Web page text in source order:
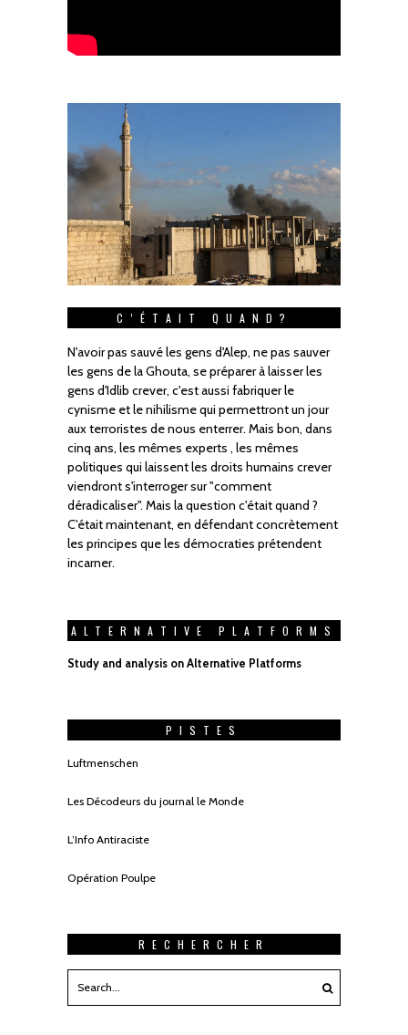
C’ÉTAIT QUAND?
N'avoir pas sauvé les gens d'Alep, ne pas sauver
les gens de la Ghouta, se préparer à laisser les
gens d'Idlib crever, c'est aussi fabriquer le
cynisme et le nihilisme qui permettront un jour
aux terroristes de nous enterrer. Mais bon, dans
cinq ans, les mêmes experts , les mêmes
politiques qui laissent les droits humains crever
viendront s'interroger sur "comment
déradicaliser". Mais la question c'était quand ?
C'était maintenant, en défendant concrètement
les principes que les démocraties prétendent
incarner.
ALTERNATIVE PLATFORMS
Study and analysis on Alternative Platforms
PISTES
Luftmenschen
Les Décodeurs du journal le Monde
L’Info Antiraciste
Opération Poulpe
RECHERCHER